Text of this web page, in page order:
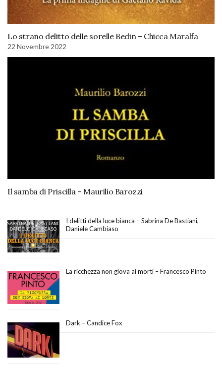
Lo strano delitto delle sorelle Bedin – Chicca Maralfa
22 Novembre 2022
Il samba di Priscilla – Maurilio Barozzi
I delitti della luce bianca – Sabrina De Bastiani,
Daniele Cambiaso
La ricchezza non giova ai morti – Francesco Pinto
Dark – Candice Fox